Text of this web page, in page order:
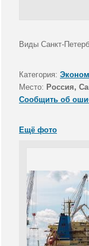
Виды Санкт-
Категория:
Место: Россия,
Сообщить об
Ещё фото